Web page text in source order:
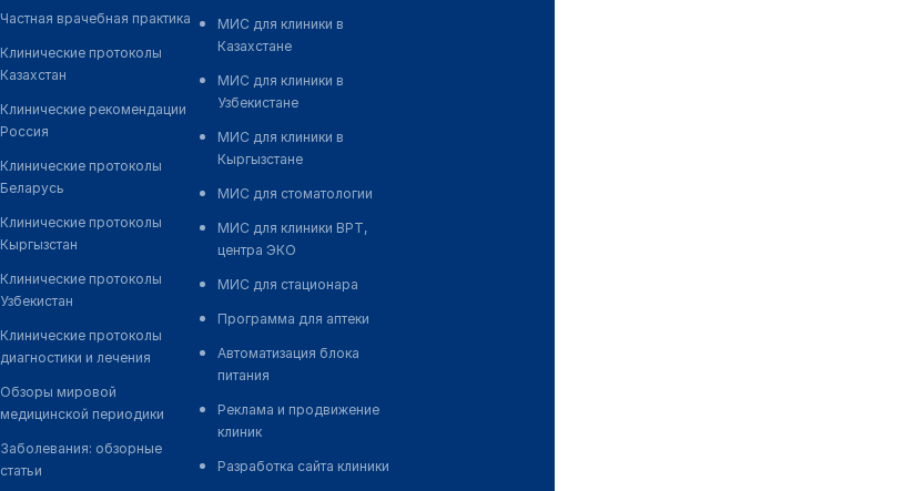
Частная врачебная практика
Клинические протоколы
Казахстан
Клинические рекомендации
Россия
Клинические протоколы
Беларусь
Клинические протоколы
Кыргызстан
Клинические протоколы
Узбекистан
Клинические протоколы
диагностики и лечения
Обзоры мировой
медицинской периодики
Заболевания: обзорные
статьи
МИС для клиники в
Казахстане
МИС для клиники в
Узбекистане
МИС для клиники в
Кыргызстане
МИС для стоматологии
МИС для клиники ВРТ,
центра ЭКО
МИС для стационара
Программа для аптеки
Автоматизация блока
питания
Реклама и продвижение
клиник
Разработка сайта клиники